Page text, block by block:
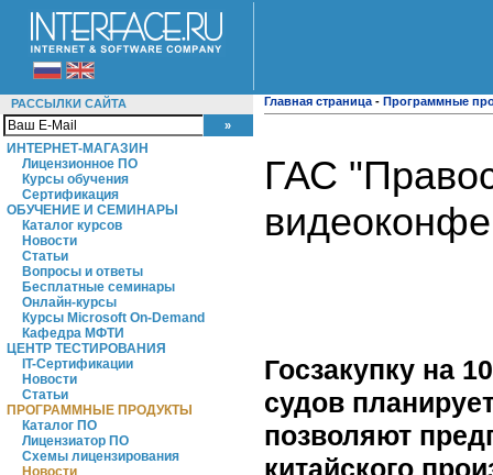
РАССЫЛКИ САЙТА
ИНТЕРНЕТ-МАГАЗИН
Лицензионное ПО
Курсы обучения
Сертификация
ОБУЧЕНИЕ И СЕМИНАРЫ
Каталог курсов
Новости
Статьи
Вопросы и ответы
Бесплатные семинары
Онлайн-курсы
Курсы Microsoft On-Demand
Кафедра МФТИ
ЦЕНТР ТЕСТИРОВАНИЯ
IT-Сертификации
Новости
Статьи
ПРОГРАММНЫЕ ПРОДУКТЫ
Каталог ПО
Лицензиатор ПО
Схемы лицензирования
Новости
Главная страница - Программные
ГАС
Госзакупку на
судов
позволяют
китайского